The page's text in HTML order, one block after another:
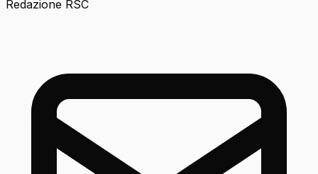
Redazione RSC